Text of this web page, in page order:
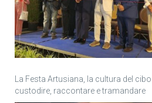
La Festa Artusiana, la cultura del
custodire, raccontare e tramandare